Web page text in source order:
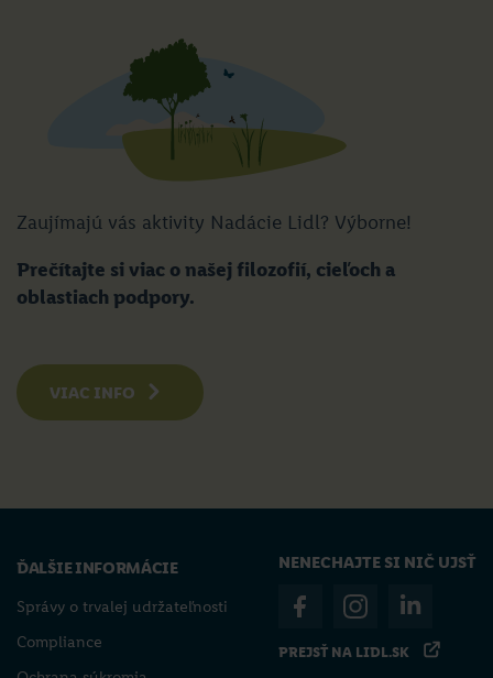
Zaujímajú vás aktivity Nadácie Lidl? Výborne!
Prečítajte si viac o našej filozofií, cieľoch a
oblastiach podpory.
VIAC INFO
ĎALŠIE INFORMÁCIE
Správy o trvalej udržateľnosti
Compliance
NENECHAJTE SI NIČ UJSŤ
PREJSŤ NA LIDL.SK